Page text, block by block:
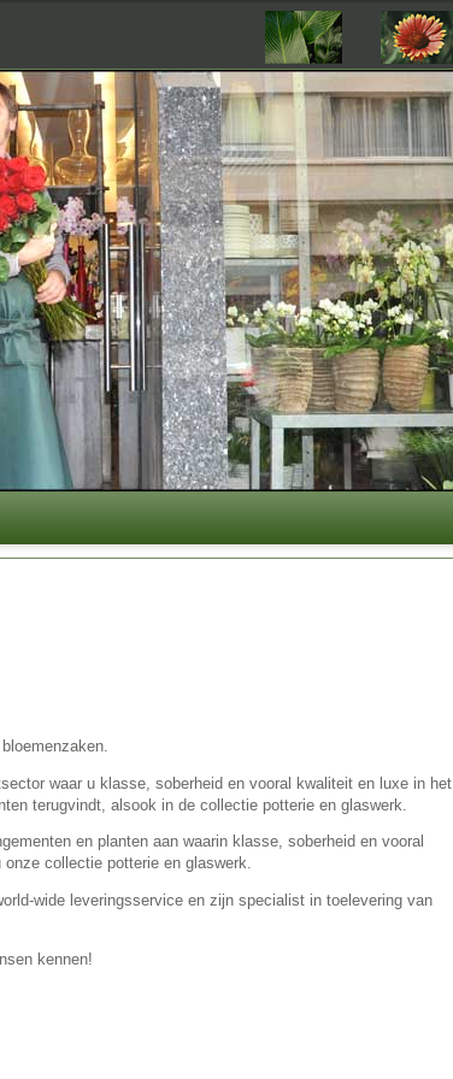
waar u klasse, soberheid en vooral kwaliteit en luxe in het
terugvindt, alsook in de collectie potterie en glaswerk.
en planten aan waarin klasse, soberheid en vooral
collectie potterie en glaswerk.
wide leveringsservice en zijn specialist in toelevering van
kennen!